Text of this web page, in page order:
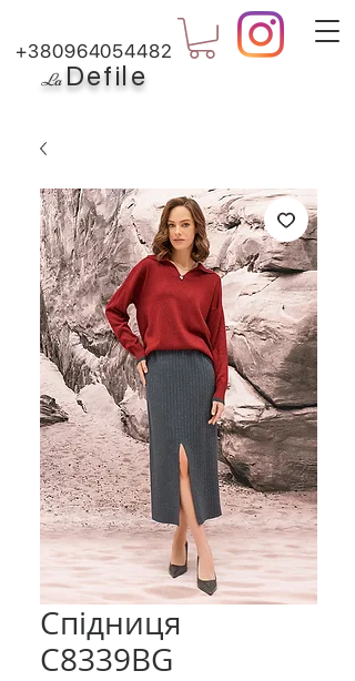
La Defile
+380964054482
Спідниця
С8339BG